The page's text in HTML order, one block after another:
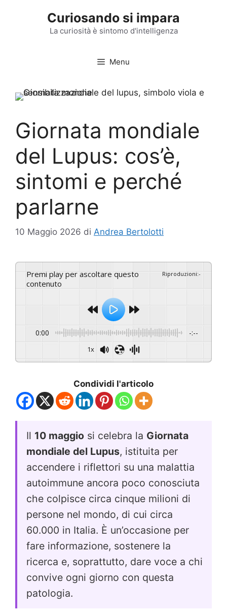
Curiosando si impara
La curiosità è sintomo d'intelligenza
Menu
Giornata mondiale
del Lupus: cos’è,
sintomi e perché
parlarne
10 Maggio 2026 di Andrea Bertolotti
Premi play per ascoltare questo
contenuto
Riproduzioni:-
0:00 -:--
1x
Condividi l'articolo
Il 10 maggio si celebra la Giornata
mondiale del Lupus, istituita per
accendere i riflettori su una malattia
autoimmune ancora poco conosciuta
che colpisce circa cinque milioni di
persone nel mondo, di cui circa
60.000 in Italia. È un’occasione per
fare informazione, sostenere la
ricerca e, soprattutto, dare voce a chi
convive ogni giorno con questa
patologia.